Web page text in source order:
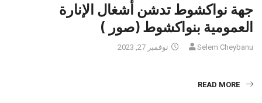
جهة نواكشوط تدشن أشغال الإنارة
العمومية بنواكشوط (صور )
Selem Cheybanu نوفمبر 27, 2023
READ MORE